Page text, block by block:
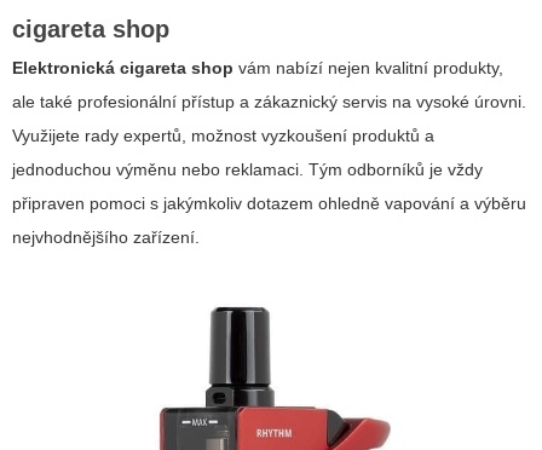
cigareta shop
Elektronická cigareta shop vám nabízí nejen kvalitní produkty,
ale také profesionální přístup a zákaznický servis na vysoké úrovni.
Využijete rady expertů, možnost vyzkoušení produktů a
jednoduchou výměnu nebo reklamaci. Tým odborníků je vždy
připraven pomoci s jakýmkoliv dotazem ohledně vapování a výběru
nejvhodnějšího zařízení.